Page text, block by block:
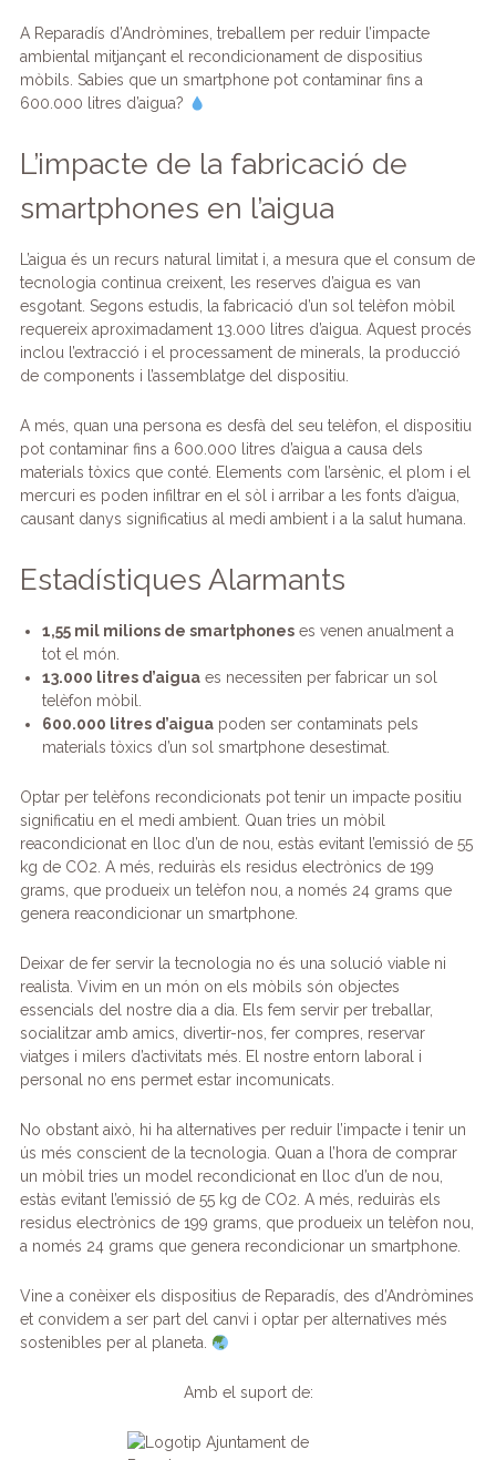
A Reparadís d’Andròmines, treballem per reduir l’impacte
ambiental mitjançant el recondicionament de dispositius
mòbils. Sabies que un smartphone pot contaminar fins a
600.000 litres d’aigua?
L’impacte de la fabricació de
smartphones en l’aigua
L’aigua és un recurs natural limitat i, a mesura que el consum de
tecnologia continua creixent, les reserves d’aigua es van
esgotant. Segons estudis, la fabricació d’un sol telèfon mòbil
requereix aproximadament 13.000 litres d’aigua. Aquest procés
inclou l’extracció i el processament de minerals, la producció
de components i l’assemblatge del dispositiu.
A més, quan una persona es desfà del seu telèfon, el dispositiu
pot contaminar fins a 600.000 litres d’aigua a causa dels
materials tòxics que conté. Elements com l’arsènic, el plom i el
mercuri es poden infiltrar en el sòl i arribar a les fonts d’aigua,
causant danys significatius al medi ambient i a la salut humana.
Estadístiques Alarmants
1,55 mil milions de smartphoneses venen anualment a
tot el món.
13.000 litres d’aiguaes necessiten per fabricar un sol
telèfon mòbil.
600.000 litres d’aiguapoden ser contaminats pels
materials tòxics d’un sol smartphone desestimat.
Optar per telèfons recondicionats pot tenir un impacte positiu
significatiu en el medi ambient. Quan tries un mòbil
reacondicionat en lloc d’un de nou, estàs evitant l’emissió de 55
kg de CO2. A més, reduiràs els residus electrònics de 199
grams, que produeix un telèfon nou, a només 24 grams que
genera reacondicionar un smartphone.
Deixar de fer servir la tecnologia no és una solució viable ni
realista. Vivim en un món on els mòbils són objectes
essencials del nostre dia a dia. Els fem servir per treballar,
socialitzar amb amics, divertir-nos, fer compres, reservar
viatges i milers d’activitats més. El nostre entorn laboral i
personal no ens permet estar incomunicats.
No obstant això, hi ha alternatives per reduir l’impacte i tenir un
ús més conscient de la tecnologia. Quan a l’hora de comprar
un mòbil tries un model recondicionat en lloc d’un de nou,
estàs evitant l’emissió de 55 kg de CO2. A més, reduiràs els
residus electrònics de 199 grams, que produeix un telèfon nou,
a només 24 grams que genera recondicionar un smartphone.
Vine a conèixer els dispositius de Reparadís, des d’Andròmines
et convidem a ser part del canvi i optar per alternatives més
sostenibles per al planeta.
Amb el suport de: